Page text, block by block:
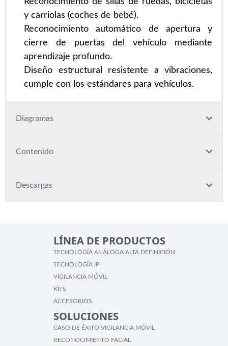
y carriolas (coches de bebé).
Reconocimiento automático de apertura y
cierre de puertas del vehículo mediante
aprendizaje profundo.
Diseño estructural resistente a vibraciones,
cumple con los estándares para vehículos.
Diagramas
Contenido
Descargas
LÍNEA DE PRODUCTOS
TECNOLOGÍA ANÁLOGA ALTA DEFINICIÓN
TECNOLOGÍA IP
VIGILANCIA MÓVIL
KITS
ACCESORIOS
SOLUCIONES
CASO DE ÉXITO VIGILANCIA MÓVIL
RECONOCIMIENTO FACIAL